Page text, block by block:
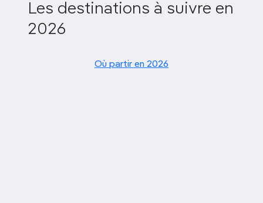
Les destinations à suivre en
2026
Où partir en 2026